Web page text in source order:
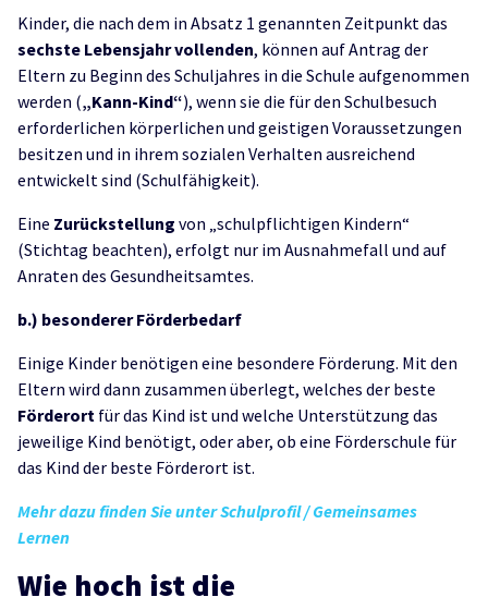
Kinder, die nach dem in Absatz 1 genannten Zeitpunkt das
sechste Lebensjahr vollenden, können auf Antrag der
Eltern zu Beginn des Schuljahres in die Schule aufgenommen
werden („Kann-Kind“), wenn sie die für den Schulbesuch
erforderlichen körperlichen und geistigen Voraussetzungen
besitzen und in ihrem sozialen Verhalten ausreichend
entwickelt sind (Schulfähigkeit).
Eine Zurückstellung von „schulpflichtigen Kindern“
(Stichtag beachten), erfolgt nur im Ausnahmefall und auf
Anraten des Gesundheitsamtes.
b.) besonderer Förderbedarf
Einige Kinder benötigen eine besondere Förderung. Mit den
Eltern wird dann zusammen überlegt, welches der beste
Förderort für das Kind ist und welche Unterstützung das
jeweilige Kind benötigt, oder aber, ob eine Förderschule für
das Kind der beste Förderort ist.
Mehr dazu finden Sie unter Schulprofil / Gemeinsames
Lernen
Wie hoch ist die